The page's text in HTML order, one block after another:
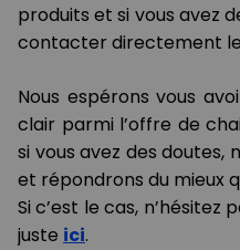
produits et si vous avez
contacter directement
Nous espérons vous
clair parmi l’offre de
si vous avez des
et répondrons du mieux
Si c’est le cas, n’hésitez
juste ici.